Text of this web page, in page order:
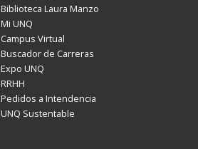
Biblioteca Laura Manzo
Mi UNQ
Campus Virtual
Buscador de Carreras
Expo UNQ
RRHH
Pedidos a Intendencia
UNQ Sustentable